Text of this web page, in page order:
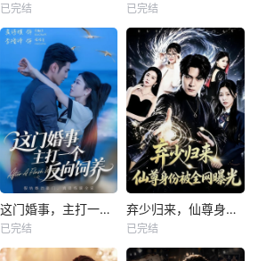
已完结 已完结
这门婚事，主打一个反向饲养
已完结
弃少归来，仙尊身份被全网曝光
已完结